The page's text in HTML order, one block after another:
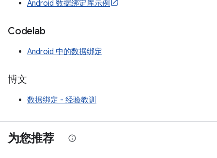
Android 数据绑定库示例
Codelab
Android 中的数据绑定
博文
数据绑定 - 经验教训
为您推荐